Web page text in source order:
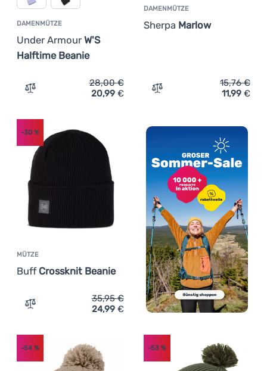
DAMENMÜTZE
Under Armour W'S
Halftime Beanie
Zum Vergleich 'Damenmütze Under Armour W'S
28,00€
20,99 €
DAMENMÜTZE
Sherpa Marlow
Zum Vergleich
15,76€
11,99 €
MÜTZE
Buff Crossknit Beanie
-30 %
Zum Vergleich 'Mütze Buff Crossknit Beanie' hinzufügen
35,95€
24,99 €
-54 % -53%